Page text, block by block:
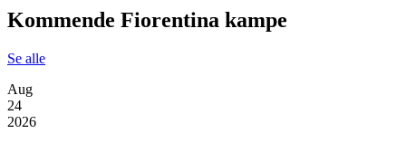
Kommende Fiorentina kampe
Se alle
Aug
24
2026